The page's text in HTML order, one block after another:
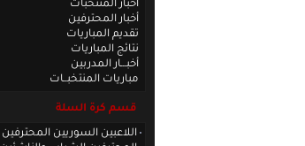
أخبار المنتخبات
أخبار المحترفين
تقديم المباريات
نتائج المباريات
أخبـــار المدربين
مباريات المنتخبــات
قسم كرة السلة
اللاعبين السوريين المحترفين